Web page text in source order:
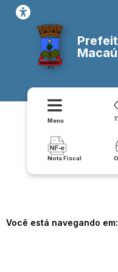
transparencia/compras/
Menu
Nota Fiscal
Você está navegando em: